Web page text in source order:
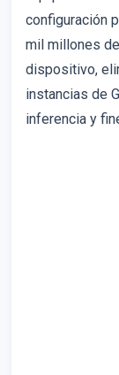
configuración
mil millones
dispositivo,
instancias de
inferencia y